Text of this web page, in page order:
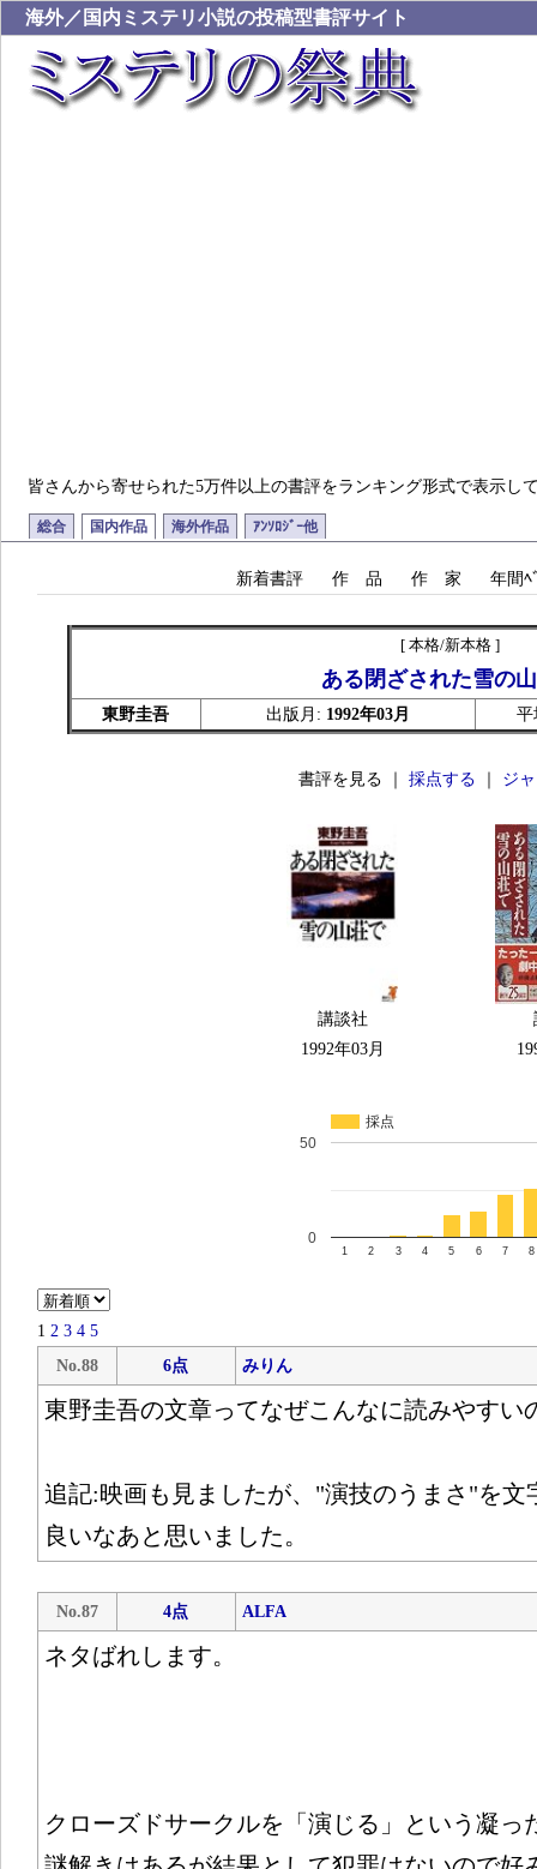
海外／国内ミステリ小説の投稿型書評サイト
皆さんから寄せられた5万件以上の書評をランキング形式で表示し
総合 国内作品 海外作品 ｱﾝｿﾛｼﾞｰ他
新着書評 作 品 作 家 年間ﾍ
[ 本格/新本格 ]
ある閉ざされた雪の
東野圭吾 出版月: 1992年03月
書評を見る ｜ 採点する ジ
講談社
1992年03月
採点
1 2 3 4 5 6 7 8
0
50
1 2 3 4 5
No.88
6点 みりん
東野圭吾の文章ってなぜこんなに読みやすい
追記:映画も見ましたが、"演技のうまさ"を文
良いなあと思いました。
No.87 4点 ALFA
ネタばれします。
クローズドサークルを「演じる」という凝っ